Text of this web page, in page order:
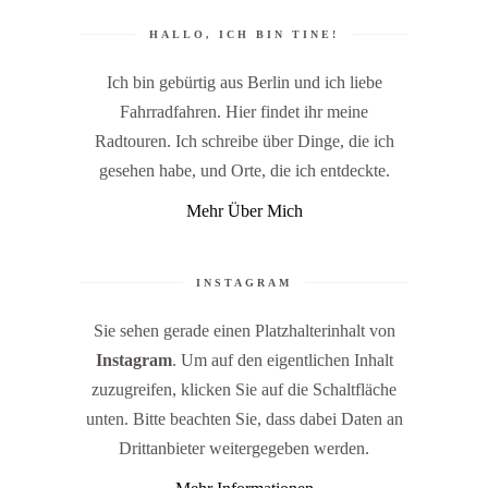
HALLO, ICH BIN TINE!
Ich bin gebürtig aus Berlin und ich liebe
Fahrradfahren. Hier findet ihr meine
Radtouren. Ich schreibe über Dinge, die ich
gesehen habe, und Orte, die ich entdeckte.
Mehr Über Mich
INSTAGRAM
Sie sehen gerade einen Platzhalterinhalt von
Instagram. Um auf den eigentlichen Inhalt
zuzugreifen, klicken Sie auf die Schaltfläche
unten. Bitte beachten Sie, dass dabei Daten an
Drittanbieter weitergegeben werden.